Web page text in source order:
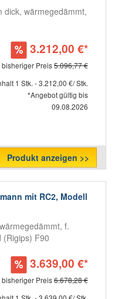
dick, wärmegedämmt,
3.212,00 €*
bisheriger Preis5.096,77 €
1 Stk. - 3.212,00 €/ Stk.
*Angebot gültig bis
09.08.2026
Produkt anzeigen >>
mit RC2, Modell
f.
(Rigips) F90
3.639,00 €*
bisheriger Preis6.678,28 €